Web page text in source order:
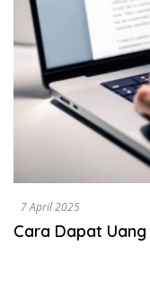
7 April 2025
Cara Dapat